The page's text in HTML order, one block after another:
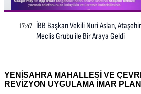
YENİSAHRA MAHALLESİ VE
REVİZYON UYGULAMA İMAR